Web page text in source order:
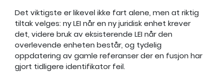
Det viktigste er likevel ikke fart alene, men at riktig
tiltak velges: ny LEI når en ny juridisk enhet krever
det, videre bruk av eksisterende LEI når den
overlevende enheten består, og tydelig
oppdatering av gamle referanser der en fusjon har
gjort tidligere identifikator feil.